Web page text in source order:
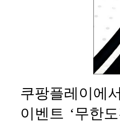
쿠팡플레이에
이벤트 ‘무한